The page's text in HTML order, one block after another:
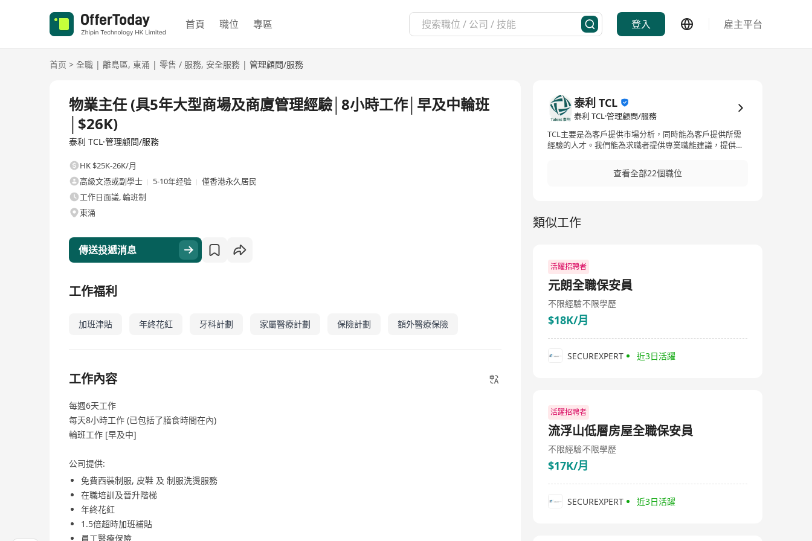
首頁 職位 專區 登入 雇主平台
首页 > 全職 | 離島區, 東涌 | 零售 / 服務, 安全服務 | 管理顧問/服務
物業主任 (具5年大型商場及商廈管理經驗│8小時工作│早及中輪班
│$26K)
泰利 TCL·管理顧問/服務
HK $25K-26K/月
高級文憑或副學士
5-10年经验
僅香港永久居民
工作日面議, 輪班制
東涌
傳送投遞消息
工作福利
加班津貼 年終花紅 牙科計劃 家屬醫療計劃 保險計劃 額外醫療保險
工作內容
每週6天工作
每天8小時工作 (已包括了膳食時間在內)
輪班工作 [早及中]
公司提供:
免費西裝制服, 皮鞋 及 制服洗燙服務
在職培訓及晉升階梯
年終花紅
1.5倍超時加班補貼
員工醫療保險
泰利 TCL
泰利 TCL·管理顧問/服務
TCL主要是為客戶提供市場分析，同時能為客戶提供所需
經驗的人才。我們能為求職者提供專業職能建議，提供顧
時協助客戶找到更優秀的人才。
查看全部22個職位
類似工作
活躍招聘者
元朗全職保安員
不限經驗不限學歷
$18K/月
SECUREXPERT 近3日活躍
活躍招聘者
流浮山低層房屋全職保安員
不限經驗不限學歷
$17K/月
SECUREXPERT 近3日活躍